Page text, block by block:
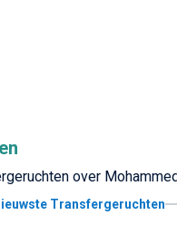
over
Transfergeruchten